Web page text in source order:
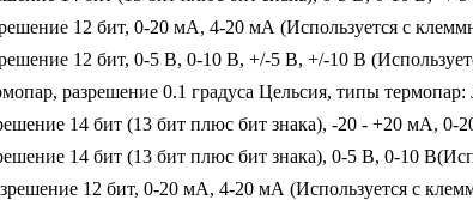
12 бит, 0-20 мА, 4-20 мА (Используется с
12 бит, 0-5 В, 0-10 В, +/-5 В, +/-10 В
разрешение 0.1 градуса Цельсия, типы термопар:
14 бит (13 бит плюс бит знака), -20 - +20 мА, 0-
14 бит (13 бит плюс бит знака), 0-5 В, 0-10
12 бит, 0-20 мА, 4-20 мА (Используется с